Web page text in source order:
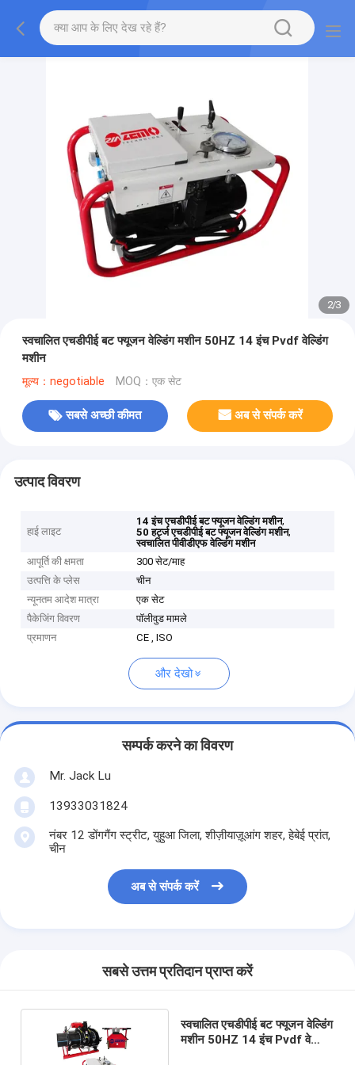
2/3
स्वचालित एचडीपीई बट फ्यूजन वेल्डिंग मशीन 50HZ 14 इंच Pvdf वेल्डिंग
मशीन
मूल्य：negotiable MOQ：एक सेट
सबसे अच्छी कीमत अब से संपर्क करें
उत्पाद विवरण
हाई लाइट
14 इंच एचडीपीई बट फ्यूजन वेल्डिंग मशीन,
50 हर्ट्ज एचडीपीई बट फ्यूजन वेल्डिंग मशीन,
स्वचालित पीवीडीएफ वेल्डिंग मशीन
आपूर्ति की क्षमता
300 सेट/माह
उत्पत्ति के प्लेस
चीन
न्यूनतम आदेश मात्रा
एक सेट
पैकेजिंग विवरण
पॉलीवुड मामले
प्रमाणन
CE , ISO
और देखो
सम्पर्क करने का विवरण
Mr. Jack Lu
13933031824
नंबर 12 डोंगगैंग स्ट्रीट, युहुआ जिला, शीज़ीयाज़ूआंग शहर, हेबेई प्रांत,
चीन
अब से संपर्क करें
सबसे उत्तम प्रतिदान प्राप्त करें
स्वचालित एचडीपीई बट फ्यूजन वेल्डिंग
मशीन 50HZ 14 इंच Pvdf वेल्डिंग